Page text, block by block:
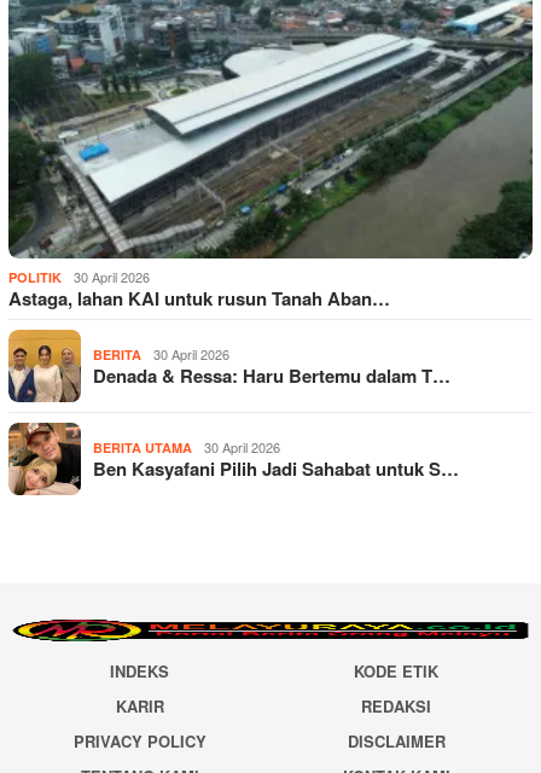
POLITIK 30 April 2026
Astaga, lahan KAI untuk rusun Tanah Aban…
BERITA 30 April 2026
Denada & Ressa: Haru Bertemu dalam T…
BERITA UTAMA 30 April 2026
Ben Kasyafani Pilih Jadi Sahabat untuk S…
INDEKS
KODE ETIK
KARIR
REDAKSI
PRIVACY POLICY
DISCLAIMER